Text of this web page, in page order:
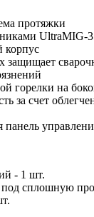
протяжки
UltraMIG-
корпус
защищает
горелки на
за счет
панель
- 1 шт.
сплошную